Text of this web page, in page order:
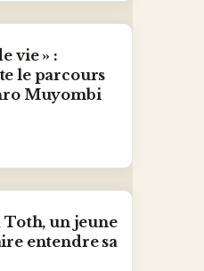
vie » :
le parcours
Muyombi
un jeune
entendre sa